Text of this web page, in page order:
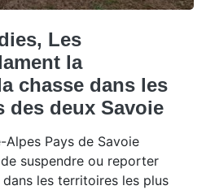
Les
la
chasse dans les
des deux Savoie
Alpes Pays de Savoie
suspendre ou reporter
dans les territoires les plus